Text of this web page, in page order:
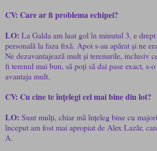
CV: Care ar fi problema echipei?
LO: La Galda am luat gol în minutul 3, e drept
personală la faza fixă. Apoi s-au apărat și ne
Ne dezavantajează mult și terenurile, inclusiv
fi terenul mai bun, să poți să dai pase exact, s-
avantaja mult.
CV: Cu cine te înțelegi cel mai bine din lot?
LO: Sunt mulți, chiar mă înțeleg bine cu
început am fost mai apropiat de Alex Lazăr,
A.